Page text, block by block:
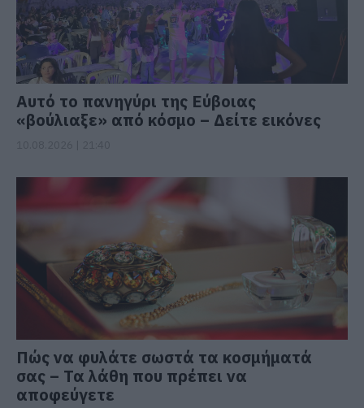
Αυτό το πανηγύρι της Εύβοιας
«βούλιαξε» από κόσμο – Δείτε εικόνες
Πώς να φυλάτε σωστά τα κοσμήματά
σας – Τα λάθη που πρέπει να
αποφεύγετε